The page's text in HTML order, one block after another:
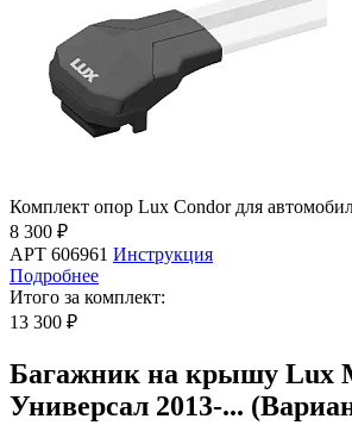
Комплект опор Lux Condor для
8 300 ₽
АРТ 606961 Инструкция
Подробнее
Итого за комплект:
13 300 ₽
Багажник на крышу Lux
Универсал 2013-...